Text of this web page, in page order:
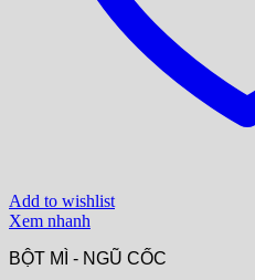
Add to wishlist
Xem nhanh
BỘT MÌ - NGŨ CỐC